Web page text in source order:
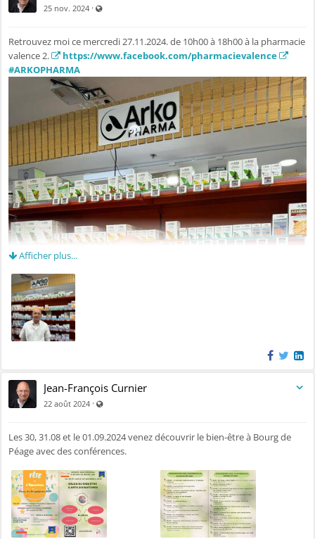
25 nov. 2024 ·
Retrouvez moi ce mercredi 27.11.2024. de 10h00 à 18h00 à la pharmacie
valence 2.
https://www.facebook.com/pharmacievalence
#ARKOPHARMA
Afficher plus...
Jean-François Curnier
22 août 2024 ·
Les 30, 31.08 et le 01.09.2024 venez découvrir le bien-être à Bourg de
Péage avec des conférences.